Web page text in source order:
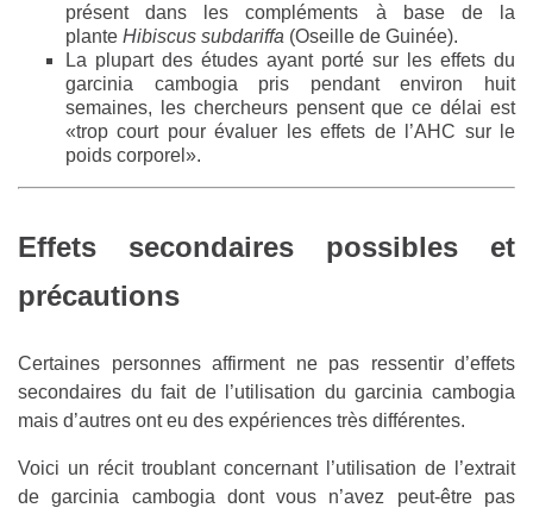
présent dans les compléments à base de la
plante Hibiscus subdariffa (Oseille de Guinée).
La plupart des études ayant porté sur les effets du
garcinia cambogia pris pendant environ huit
semaines, les chercheurs pensent que ce délai est
«trop court pour évaluer les effets de l’AHC sur le
poids corporel».
Effets secondaires possibles et
précautions
Certaines personnes affirment ne pas ressentir d’effets
secondaires du fait de l’utilisation du garcinia cambogia
mais d’autres ont eu des expériences très différentes.
Voici un récit troublant concernant l’utilisation de l’extrait
de garcinia cambogia dont vous n’avez peut-être pas